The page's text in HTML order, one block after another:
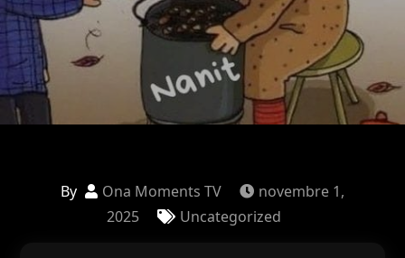
By Ona Moments TV
novembre 1,
2025
Uncategorized